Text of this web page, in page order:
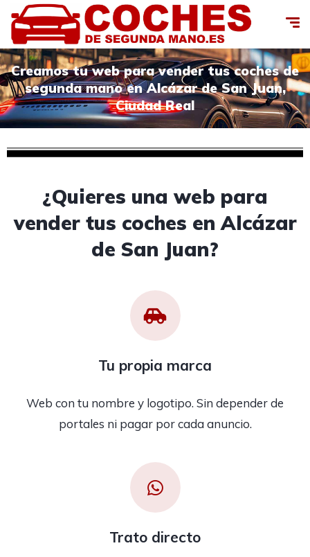
Creamos tu web para vender tus coches de
segunda mano en Alcázar de San Juan,
Ciudad Real
¿Quieres una web para
vender tus coches en Alcázar
de San Juan?
Tu propia marca
Web con tu nombre y logotipo. Sin depender de
portales ni pagar por cada anuncio.
Trato directo